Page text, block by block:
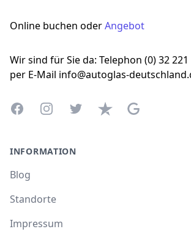
Online buchen oderAngebot
Wir sind für Sie da: Telephon (0) 32
per E-Mail info@autoglas-
FacebookInstagramTwitterTrustpilotGoogle
INFORMATION
Blog
Standorte
Impressum